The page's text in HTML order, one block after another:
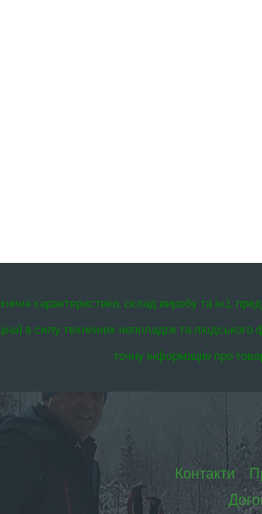
характеристики, склад виробу та ін.),
ціна) в силу технічних неполадок та
точну інформацію про
Контакти